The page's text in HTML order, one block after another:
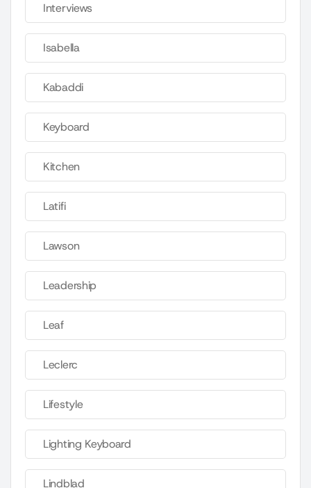
Interviews
Isabella
Kabaddi
Keyboard
Kitchen
Latifi
Lawson
Leadership
Leaf
Leclerc
Lifestyle
Lighting Keyboard
Lindblad